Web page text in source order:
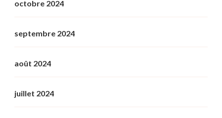
octobre 2024
septembre 2024
août 2024
juillet 2024